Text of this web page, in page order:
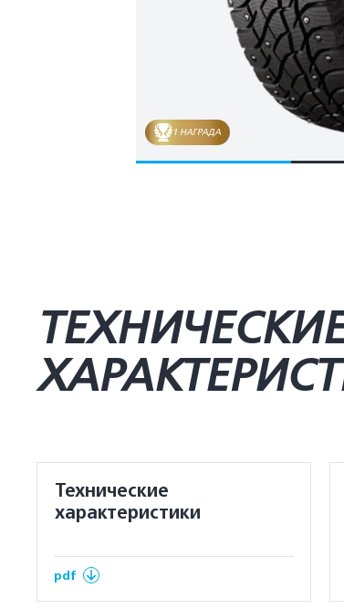
1 НАГРАДА
Технические
характеристики
pdf